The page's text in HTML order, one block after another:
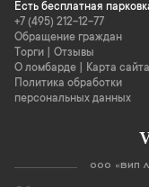
Есть бесплатная
+7 (495) 212-12-77
Обращение граждан
Торги
Отзывы
О ломбарде
Карта сайта
Политика обработки
персональных данных
ООО «ВИП